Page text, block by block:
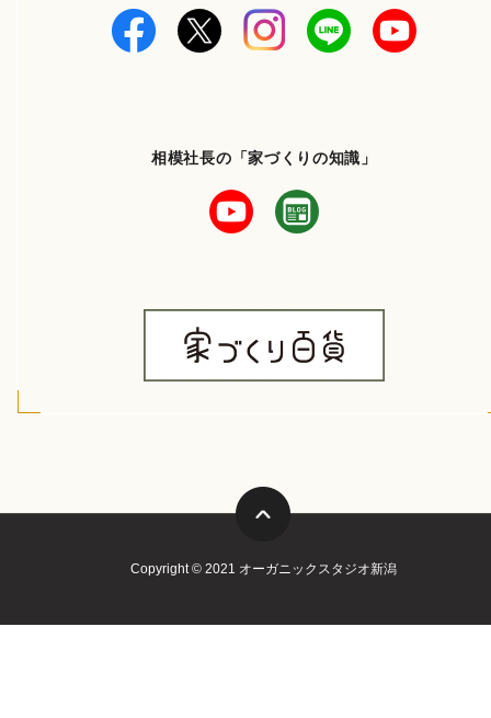
相模社長の「家づくりの知識」
Copyright © 2021 オーガニックスタジオ新潟